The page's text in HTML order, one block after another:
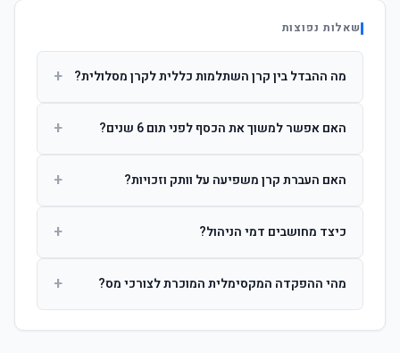
שאלות נפוצות
מה ההבדל בין קרן השתלמות כללית לקרן מסלולית? +
ההשקעות. קרן מסלולית עוקבת אחרי מדד ספציפי ומאפשרת
האם אפשר למשוך את הכסף לפני תום 6 שנים? +
הרווחים. לאחר 6 שנים ניתן למשוך פטור ממס עד לתקרה
האם העברת קרן משפיעה על וותק וזכויות? +
החברות. הוותק ממשיך להיספר מיום ההפקדה הראשונה.
כיצד מחושבים דמי הניהול? +
ומתן על שיעורם בעת הצטרפות.
מהי ההפקדה המקסימלית המוכרת לצורכי מס? +